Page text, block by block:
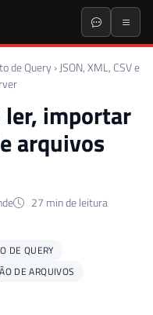
de Query ›JSON, XML, CSV e
ler, importar
arquivos
27 min de leitura
DE QUERY
DE ARQUIVOS